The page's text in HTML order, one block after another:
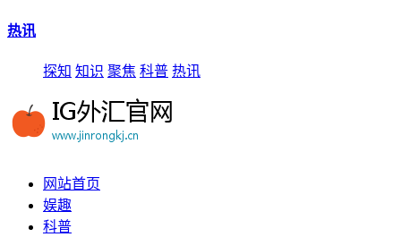
热讯
探知 知识 聚焦 科普 热讯
网站首页
娱趣
科普